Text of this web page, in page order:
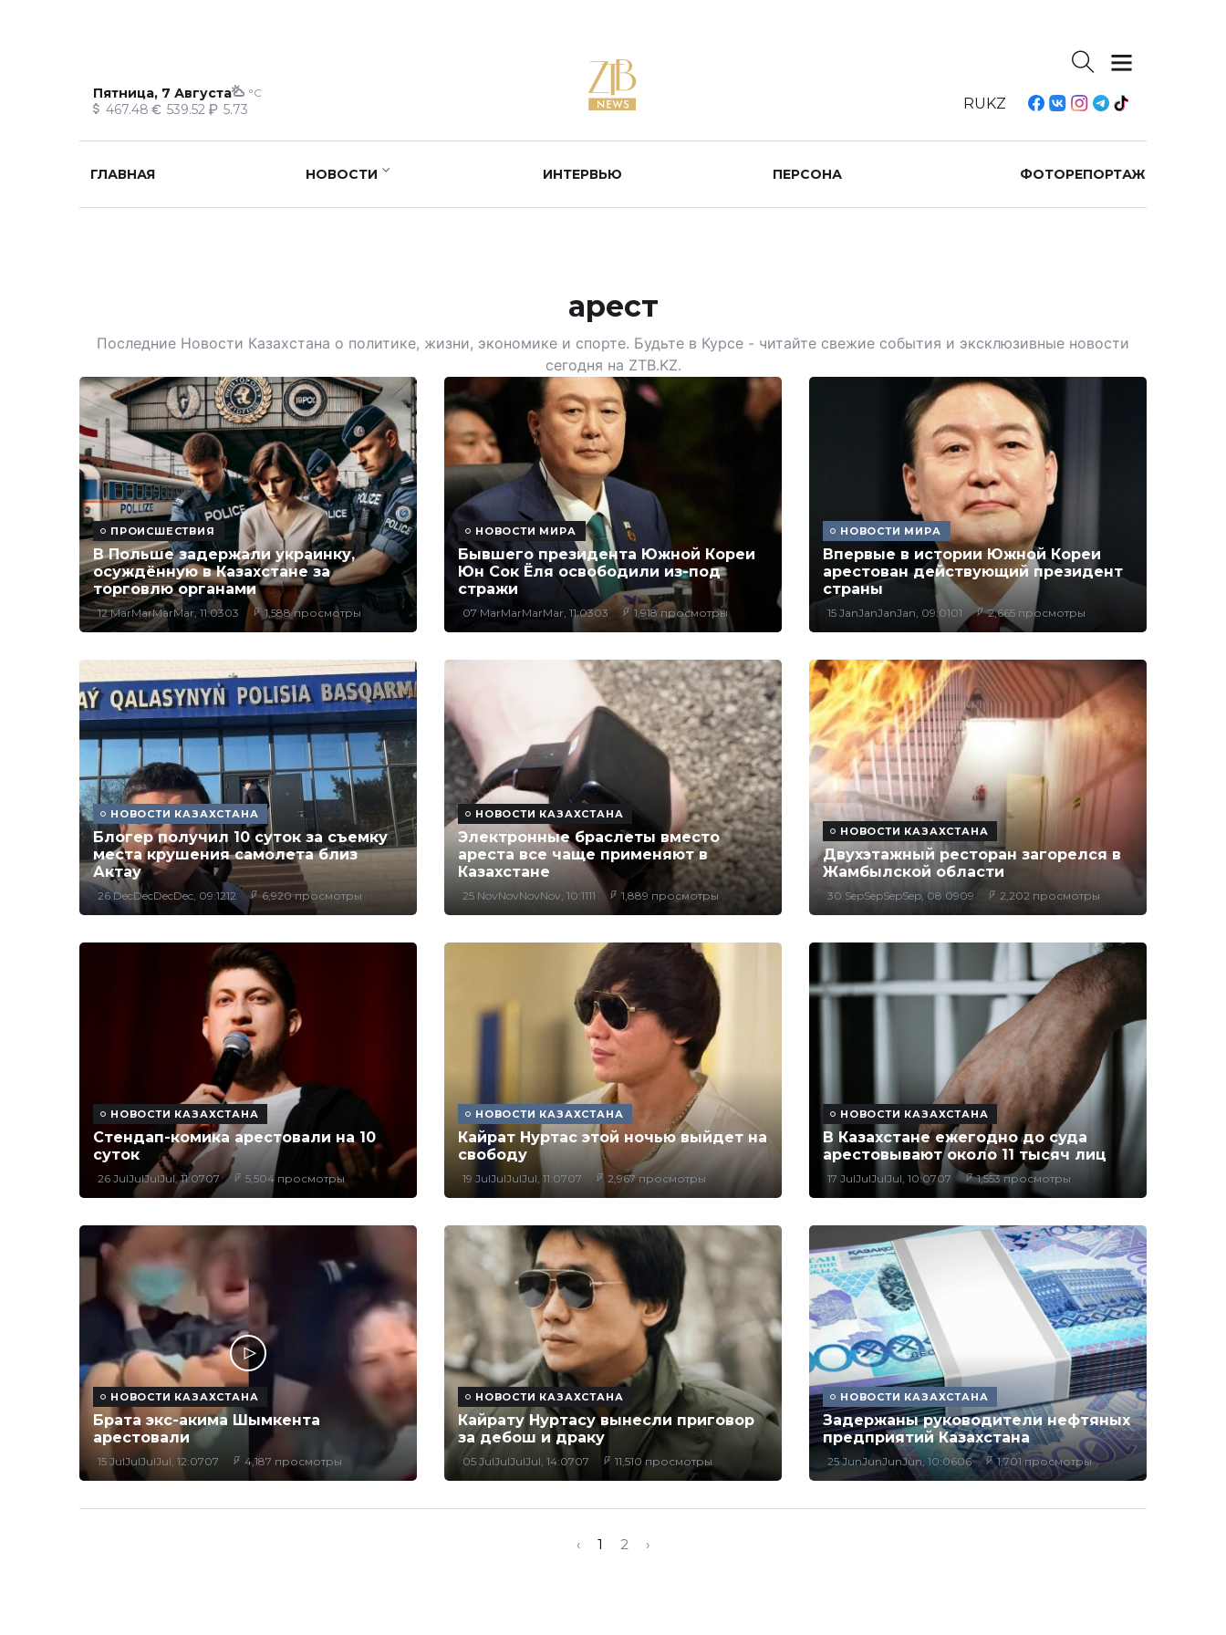
Пятница, 7 Августа °C
467.48 539.52 5.73 RUKZ
ГЛАВНАЯ НОВОСТИ ИНТЕРВЬЮ ПЕРСОНА ФОТОРЕПОРТАЖ
арест
Последние Новости Казахстана о политике, жизни, экономике и спорте. Будьте в Курсе - читайте свежие события и эксклюзивные новости
сегодня на ZTB.KZ.
ПРОИСШЕСТВИЯ
В Польше задержали украинку,
осуждённую в Казахстане за
торговлю органами
12 MarMarMarMar, 11:0303 1,588 просмотры
НОВОСТИ МИРА
Бывшего президента Южной Кореи
Юн Сок Ëля освободили из-под
стражи
07 MarMarMarMar, 11:0303 1,918 просмотры
НОВОСТИ МИРА
Впервые в истории Южной Кореи
арестован действующий президент
страны
15 JanJanJanJan, 09:0101 2,665 просмотры
НОВОСТИ КАЗАХСТАНА
Блогер получил 10 суток за съемку
места крушения самолета близ
Актау
26 DecDecDecDec, 09:1212 6,920 просмотры
НОВОСТИ КАЗАХСТАНА
Электронные браслеты вместо
ареста все чаще применяют в
Казахстане
25 NovNovNovNov, 10:1111 1,889 просмотры
НОВОСТИ КАЗАХСТАНА
Двухэтажный ресторан загорелся в
Жамбылской области
30 SepSepSepSep, 08:0909 2,202 просмотры
НОВОСТИ КАЗАХСТАНА
Стендап-комика арестовали на 10
суток
26 JulJulJulJul, 11:0707 5,504 просмотры
НОВОСТИ КАЗАХСТАНА
Кайрат Нуртас этой ночью выйдет на
свободу
19 JulJulJulJul, 11:0707 2,967 просмотры
НОВОСТИ КАЗАХСТАНА
В Казахстане ежегодно до суда
арестовывают около 11 тысяч лиц
17 JulJulJulJul, 10:0707 1,553 просмотры
НОВОСТИ КАЗАХСТАНА
Брата экс-акима Шымкента
арестовали
15 JulJulJulJul, 12:0707 4,187 просмотры
НОВОСТИ КАЗАХСТАНА
Кайрату Нуртасу вынесли приговор
за дебош и драку
05 JulJulJulJul, 14:0707 11,510 просмотры
НОВОСТИ КАЗАХСТАНА
Задержаны руководители нефтяных
предприятий Казахстана
25 JunJunJunJun, 10:0606 1,701 просмотры
‹ 1 2 ›